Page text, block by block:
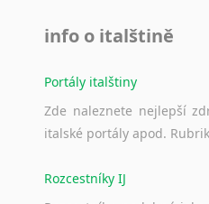
info o italštině
Portály italštiny
Zde naleznete nejlepší
italské portály apod.
Rozcestníky IJ